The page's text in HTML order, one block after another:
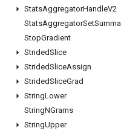
StatsAggregatorHandleV2
StatsAggregatorSet
StopGradient
StridedSlice
StridedSliceAssign
StridedSliceGrad
StringLower
StringNGrams
StringUpper